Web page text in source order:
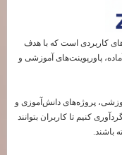
کاربردی است که با هدف
پاورپوینت‌های آموزشی و
پروژه‌های دانش‌آموزی و
کنیم تا کاربران بتوانند
باشند.